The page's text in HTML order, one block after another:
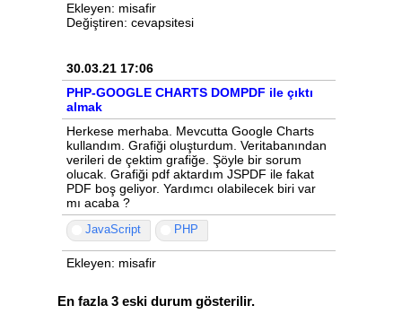
Ekleyen: misafir
Değiştiren: cevapsitesi
30.03.21 17:06
PHP-GOOGLE CHARTS DOMPDF ile çıktı
almak
Herkese merhaba. Mevcutta Google Charts
kullandım. Grafiği oluşturdum. Veritabanından
verileri de çektim grafiğe. Şöyle bir sorum
olucak. Grafiği pdf aktardım JSPDF ile fakat
PDF boş geliyor. Yardımcı olabilecek biri var
mı acaba ?
JavaScript PHP
Ekleyen: misafir
En fazla 3 eski durum gösterilir.